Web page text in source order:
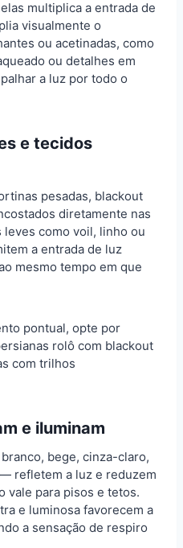
multiplica a entrada de
visualmente o
ou acetinadas, como
ou detalhes em
a luz por todo o
e tecidos
pesadas, blackout
diretamente nas
como voil, linho ou
a entrada de luz
mesmo tempo em que
pontual, opte por
rolô com blackout
com trilhos
e iluminam
bege, cinza-claro,
refletem a luz e reduzem
vale para pisos e tetos.
e luminosa favorecem a
a sensação de respiro